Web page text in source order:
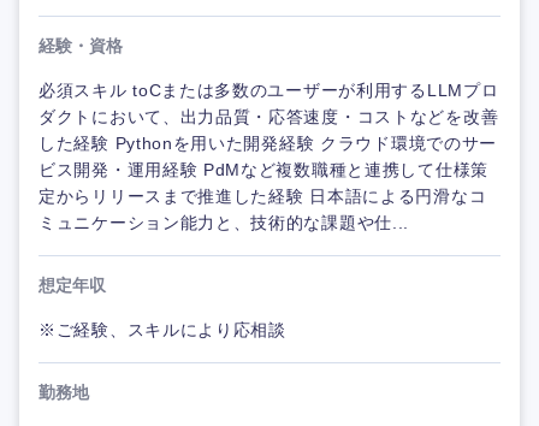
経験・資格
必須スキル toCまたは多数のユーザーが利用するLLMプロ
ダクトにおいて、出力品質・応答速度・コストなどを改善
した経験 Pythonを用いた開発経験 クラウド環境でのサー
ビス開発・運用経験 PdMなど複数職種と連携して仕様策
定からリリースまで推進した経験 日本語による円滑なコ
ミュニケーション能力と、技術的な課題や仕...
想定年収
※ご経験、スキルにより応相談
勤務地